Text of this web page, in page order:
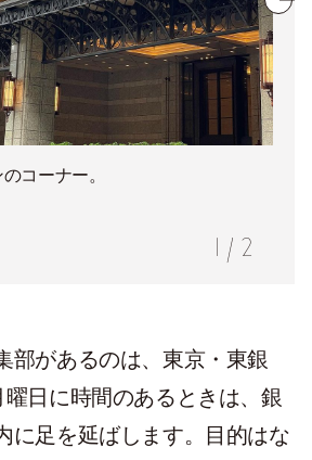
コーナー。
1 / 2
部があるのは、東京・東銀
日に時間のあるときは、銀
に足を延ばします。目的はな